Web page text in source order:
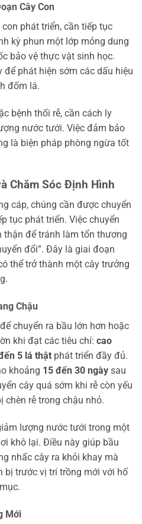
Cây Con
phát triển, cần tiếp tục
kỳ phun một lớp mỏng dung
bảo vệ thực vật sinh học.
để phát hiện sớm các dấu hiệu
đốm lá.
bệnh thối rễ, cần cách ly
nước tưới. Việc đảm bảo
là biện pháp phòng ngừa tốt
Chăm Sóc Định Hình
cáp, chúng cần được chuyển
tục phát triển. Việc chuyển
để tránh làm tổn thương
đổi”. Đây là giai đoạn
thể trở thành một cây trưởng
Chậu
chuyển ra bầu lớn hơn hoặc
khi đạt các tiêu chí: cao
5 lá thật phát triển đầy đủ.
khoảng 15 đến 30 ngày sau
cây quá sớm khi rễ còn yếu
chèn rễ trong chậu nhỏ.
lượng nước tưới trong một
khô lại. Điều này giúp bầu
nhấc cây ra khỏi khay mà
bị trước vị trí trồng mới với hố
Mới